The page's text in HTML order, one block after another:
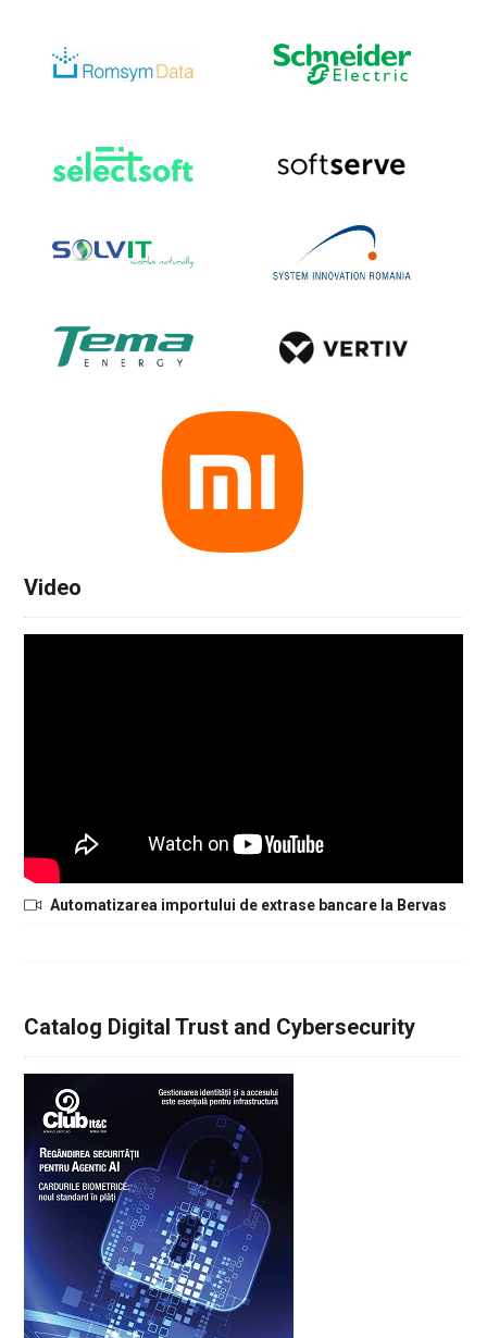
Video
Automatizarea importului de extrase bancare la Bervas
Catalog Digital Trust and Cybersecurity